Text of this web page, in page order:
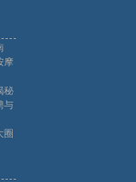
摩
秘
与
圈